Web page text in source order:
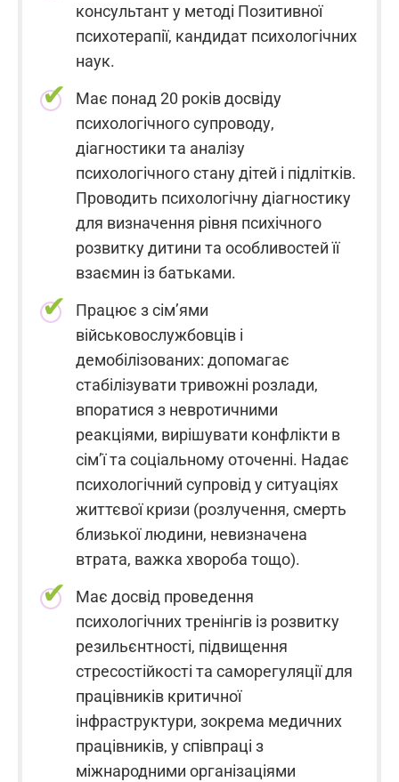
консультант у методі Позитивної
психотерапії, кандидат психологічних
наук.
Має понад 20 років досвіду
психологічного супроводу,
діагностики та аналізу
психологічного стану дітей і підлітків.
Проводить психологічну діагностику
для визначення рівня психічного
розвитку дитини та особливостей її
взаємин із батьками.
Працює з сім’ями
військовослужбовців і
демобілізованих: допомагає
стабілізувати тривожні розлади,
впоратися з невротичними
реакціями, вирішувати конфлікти в
сім’ї та соціальному оточенні. Надає
психологічний супровід у ситуаціях
життєвої кризи (розлучення, смерть
близької людини, невизначена
втрата, важка хвороба тощо).
Має досвід проведення
психологічних тренінгів із розвитку
резильєнтності, підвищення
стресостійкості та саморегуляції для
працівників критичної
інфраструктури, зокрема медичних
працівників, у співпраці з
міжнародними організаціями